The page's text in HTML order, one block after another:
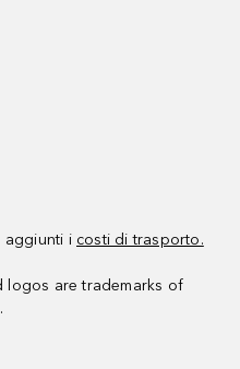
aggiunti i costi di trasporto.
logos are trademarks of